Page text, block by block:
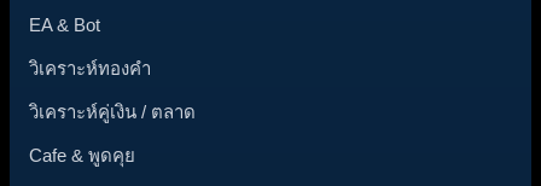
EA & Bot
วิเคราะห์ทองคำ
วิเคราะห์คู่เงิน / ตลาด
Cafe & พูดคุย